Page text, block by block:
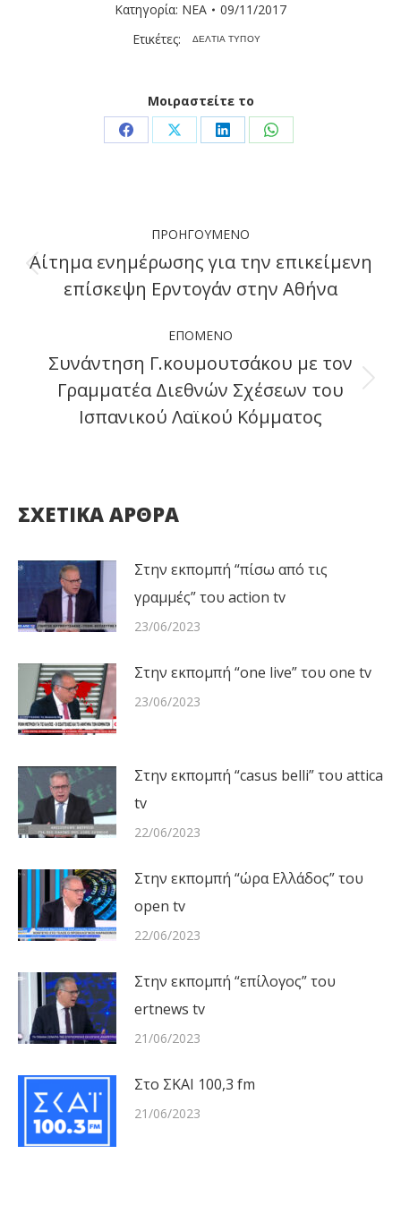
Κατηγορία: ΝΕΑ
09/11/2017
Ετικέτες:
ΔΕΛΤΙΑ ΤΥΠΟΥ
Μοιραστείτε το
Share Share Share Share
navigation
ΠΡΟΗΓΟΎΜΕΝΟ
Previous
post:
Αίτημα ενημέρωσης για την επικείμενη
επίσκεψη Ερντογάν στην Αθήνα
ΕΠΌΜΕΝΟ
Next
post:
Συνάντηση Γ.κουμουτσάκου με τον
Γραμματέα Διεθνών Σχέσεων του
Ισπανικού Λαϊκού Κόμματος
ΣΧΕΤΙΚΑ ΑΡΘΡΑ
Στην εκπομπή “πίσω από τις
γραμμές” του action tv
23/06/2023
Στην εκπομπή “one live” του one tv
23/06/2023
Στην εκπομπή “casus belli” του attica
tv
22/06/2023
Στην εκπομπή “ώρα Ελλάδος” του
open tv
22/06/2023
Στην εκπομπή “επίλογος” του
ertnews tv
21/06/2023
Στο ΣΚΑΙ 100,3 fm
21/06/2023